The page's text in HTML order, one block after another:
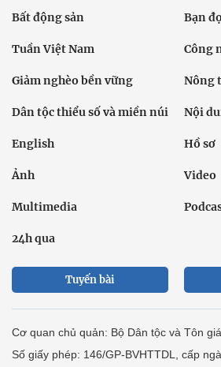
Bất động sản Bạn
Tuần Việt Nam Công
Giảm nghèo bền vững Nông
Dân tộc thiểu số và miền núi Nội
English Hồ sơ
Ảnh Video
Multimedia
24h qua
Tuyến bài
Cơ quan chủ quản: Bộ Dân tộc và Tôn
Số giấy phép: 146/GP-BVHTTDL, cấp